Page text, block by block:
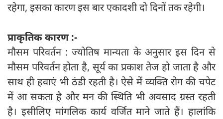
रहेगा, इसका कारण इस बार एकादशी दो दिनों तक रहेगी।
प्राकृतिक कारण :-
मौसम परिवर्तन : ज्योतिष मान्यता के अनुसार इस दिन से
मौसम परिवर्तन होता है, सूर्य का प्रकाश तेज हो जाता है और
साथ ही हवाएं भी ठंडी रहती है। ऐसे में व्यक्ति रोग की चपेट
में आ सकता है और मन की स्थिति भी अवसाद ग्रस्त रहती
है। इसीलिए मांगलिक कार्य वर्जित माने जाते हैं। हालांकि